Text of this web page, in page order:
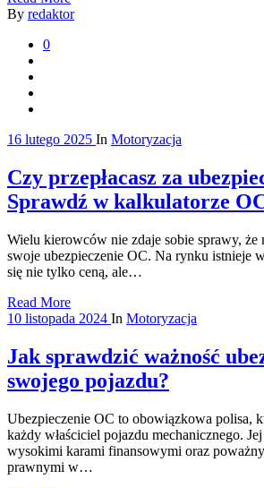
By redaktor
0
16 lutego 2025 In Motoryzacja
Czy przepłacasz za
Sprawdź w kalkulatorze
Wielu kierowców nie zdaje sobie sprawy, że
swoje ubezpieczenie OC. Na rynku istnieje
się nie tylko ceną, ale…
Read More
10 listopada 2024 In Motoryzacja
Jak sprawdzić ważność
swojego pojazdu?
Ubezpieczenie OC to obowiązkowa polisa,
każdy właściciel pojazdu mechanicznego.
wysokimi karami finansowymi oraz
prawnymi w…